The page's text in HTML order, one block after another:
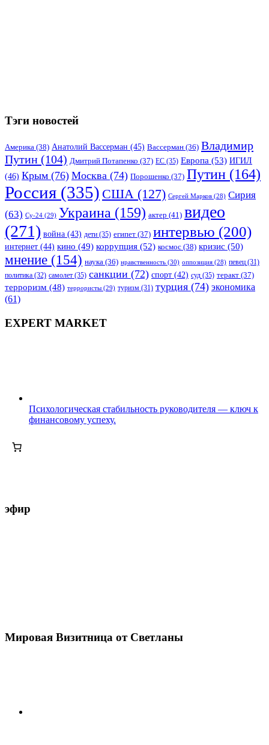
Тэги новостей
Америка (38) Анатолий Вассерман (45) Вассерман (36) Владимир
Путин (104) Дмитрий Потапенко (37) ЕС (35) Европа (53) ИГИЛ
(46) Крым (76) Москва (74) Порошенко (37) Путин (164)
Россия (335) США (127) Сергей Марков (28) Сирия
(63) Су-24 (29) Украина (159) актер (41) видео
(271) война (43) дети (35) египет (37) интервью (200)
интернет (44) кино (49) коррупция (52) космос (38) кризис (50)
мнение (154) наука (36) нравственность (30) оппозиция (28) певец (31)
политика (32) самолет (35) санкции (72) спорт (42) суд (35) теракт (37)
терроризм (48) террористы (29) туризм (31) турция (74) экономика
(61)
EXPERT MARKET
Психологическая стабильность руководителя — ключ к
финансовому успеху.
эфир
Мировая Визитница от Светланы